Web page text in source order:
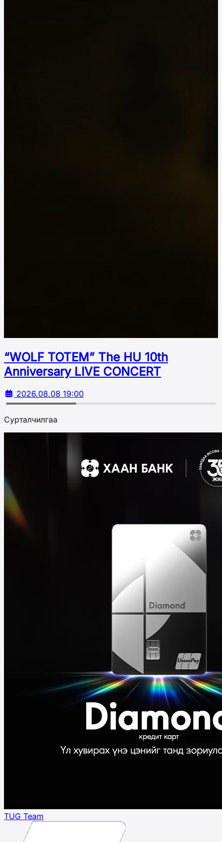
“WOLF TOTEM” The HU 10th
Аnniversary LIVE CONCERT
2026.08.08 19:00
Сурталчилгаа
TUG Team